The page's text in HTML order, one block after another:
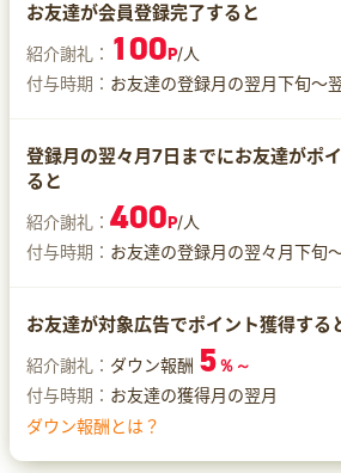
お友達が会員登録完了すると
紹介謝礼： 100P/人
付与時期： お友達の登録月の翌月下旬～
登録月の翌々月7日までにお友達がポ
ると
紹介謝礼： 400P/人
付与時期： お友達の登録月の翌々月下旬
お友達が対象広告でポイント獲得する
紹介謝礼： ダウン報酬 5％～
付与時期： お友達の獲得月の翌月
ダウン報酬とは？